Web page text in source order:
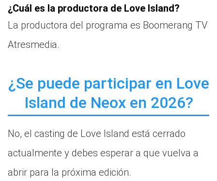
¿Cuál es la productora de Love Island?
La productora del programa es Boomerang TV
Atresmedia.
¿Se puede participar en Love
Island de Neox en 2026?
No, el casting de Love Island está cerrado
actualmente y debes esperar a que vuelva a
abrir para la próxima edición.